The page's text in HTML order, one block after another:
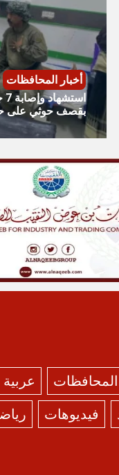
أخبار المحافظات
بقصف حوثي على
المحافظات عربية
فيديوهات